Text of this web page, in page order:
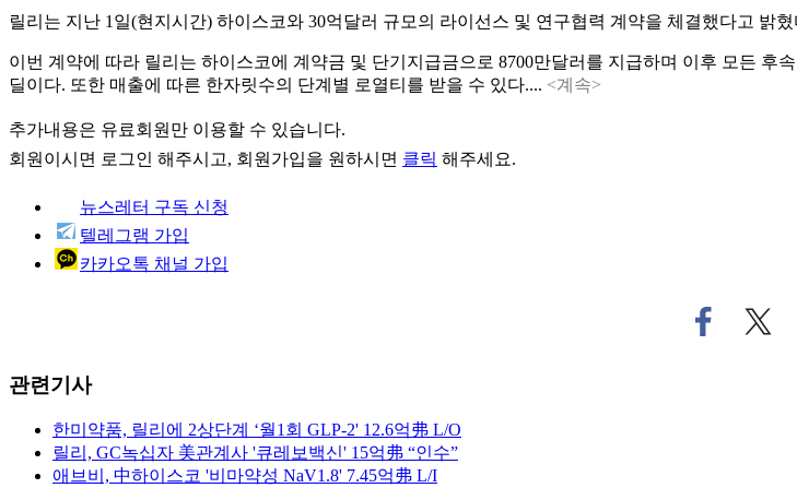
릴리는 지난 1일(현지시간) 하이스코와 30억달러 규모의 라이선스 및 연구협력 계약을 체결했다고 밝혔
이번 계약에 따라 릴리는 하이스코에 계약금 및 단기지급금으로 8700만달러를 지급하며 이후 모든 후
딜이다. 또한 매출에 따른 한자릿수의 단계별 로열티를 받을 수 있다.... <계속>
추가내용은 유료회원만 이용할 수 있습니다.
회원이시면 로그인 해주시고, 회원가입을 원하시면 클릭 해주세요.
뉴스레터 구독 신청
텔레그램 가입
카카오톡 채널 가입
페
이
트
위
관련기사
한미약품, 릴리에 2상단계 ‘월1회 GLP-2' 12.6억弗 L/O
릴리, GC녹십자 美관계사 '큐레보백신' 15억弗 “인수”
애브비, 中하이스코 '비마약성 NaV1.8' 7.45억弗 L/I